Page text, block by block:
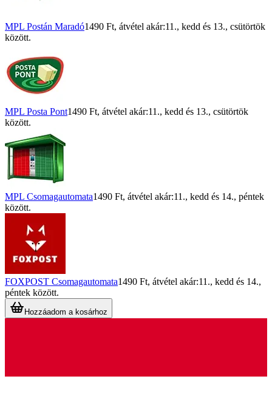
MPL Postán Maradó1490 Ft, átvétel akár:11., kedd és 13., csütörtök
között.
MPL Posta Pont1490 Ft, átvétel akár:11., kedd és 13., csütörtök
között.
MPL Csomagautomata1490 Ft, átvétel akár:11., kedd és 14., péntek
között.
FOXPOST Csomagautomata1490 Ft, átvétel akár:11., kedd és 14.,
péntek között.
Hozzáadom a kosárhoz